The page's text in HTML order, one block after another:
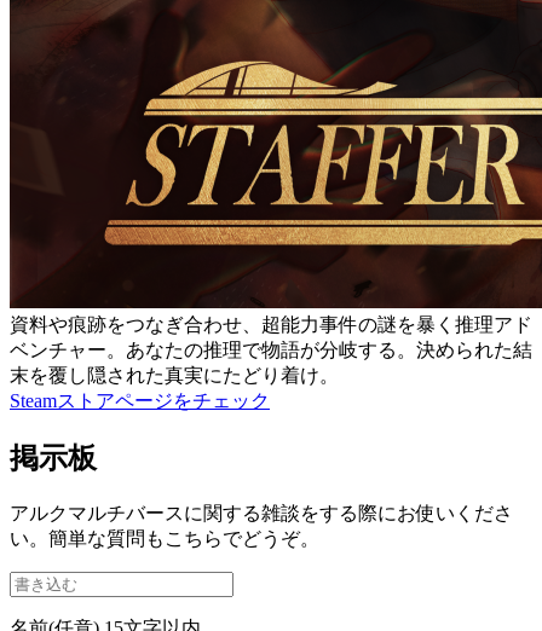
資料や痕跡をつなぎ合わせ、超能力事件の謎を暴く推理アド
ベンチャー。あなたの推理で物語が分岐する。決められた結
末を覆し隠された真実にたどり着け。
Steamストアページをチェック
掲示板
アルクマルチバースに関する雑談をする際にお使いくださ
い。簡単な質問もこちらでどうぞ。